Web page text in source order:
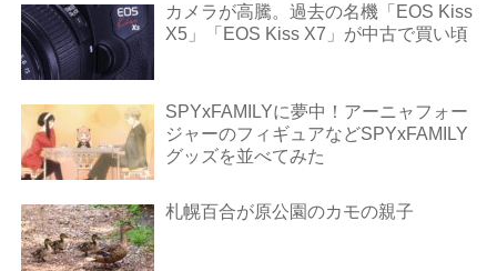
カメラが高騰。過去の名機「EOS Kiss
X5」「EOS Kiss X7」が中古で買い頃
SPYxFAMILYに夢中！アーニャフォー
ジャーのフィギュアなどSPYxFAMILY
グッズを並べてみた
札幌百合が原公園のカモの親子